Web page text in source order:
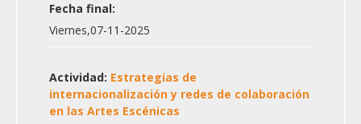
Fecha final:
Viernes,07-11-2025
Actividad: Estrategias de
internacionalización y redes de colaboración
en las Artes Escénicas